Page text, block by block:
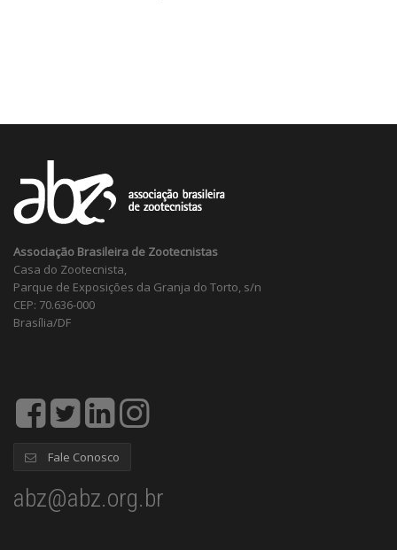
Associação Brasileira de Zootecnistas
Casa do Zootecnista,
Parque de Exposições da Granja do Torto, s/n
CEP: 70.636-000
Brasília/DF
Fale Conosco
abz@abz.org.br